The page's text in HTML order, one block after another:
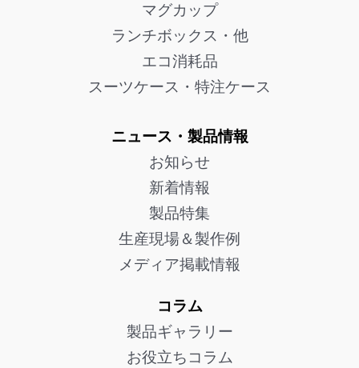
マグカップ
ランチボックス・他
エコ消耗品
スーツケース・特注ケース
ニュース・製品情報
お知らせ
新着情報
製品特集
生産現場＆製作例
メディア掲載情報
コラム
製品ギャラリー
お役立ちコラム